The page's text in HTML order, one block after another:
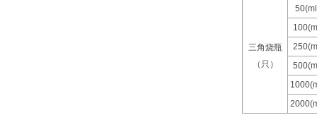
三角烧瓶
（只）